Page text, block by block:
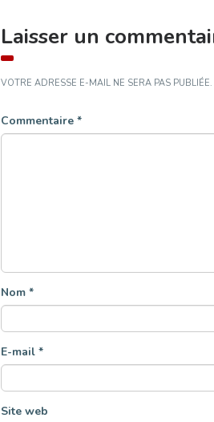
Laisser un
VOTRE ADRESSE E-MAIL NE SERA PAS PUBLIÉE.
Commentaire *
Nom *
E-mail *
Site web